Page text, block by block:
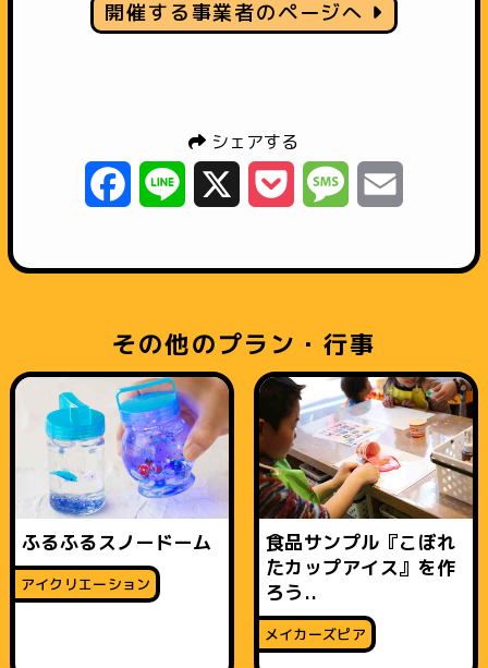
開催する事業者のページへ
シェアする
Facebook
Line Pocket Message
その他のプラン・行事
ふるふるスノードーム
アイクリエーション
食品サンプル『こぼれ
たカップアイス』を作
ろう..
メイカーズピア